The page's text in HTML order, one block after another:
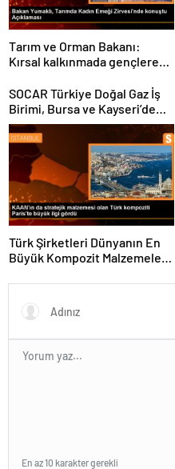
Tarım ve Orman Bakanı:
Kırsal kalkınmada gençlere
yapıyoruz
SOCAR Türkiye Doğal Gaz İş
Birimi, Bursa ve Kayseri’de
Şebeke Uzunluğunu Artıracak
Türk Şirketleri Dünyanın En
Büyük Kompozit Malzemeler
En az 10 karakter gerekli